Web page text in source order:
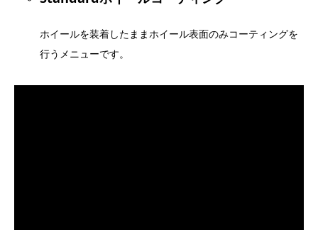
ホイールを装着したままホイール表面のみコーティングを
行うメニューです。